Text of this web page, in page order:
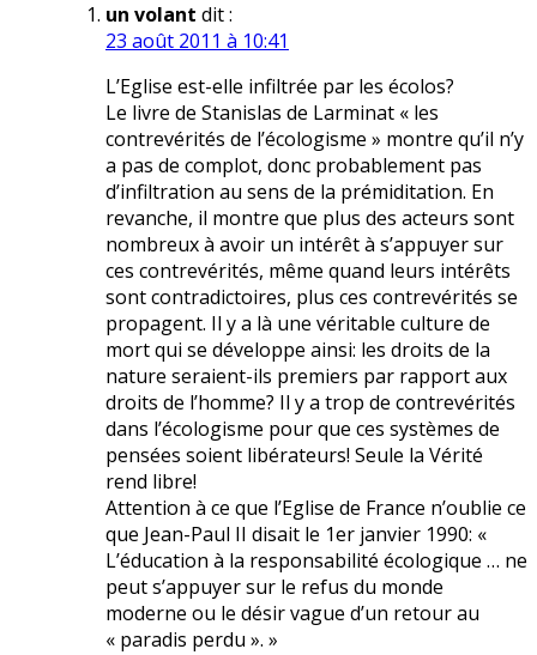
un volant dit :
23 août 2011 à 10:41
L’Eglise est-elle infiltrée par les écolos?
Le livre de Stanislas de Larminat « les
contrevérités de l’écologisme » montre qu’il n’y
a pas de complot, donc probablement pas
d’infiltration au sens de la prémiditation. En
revanche, il montre que plus des acteurs sont
nombreux à avoir un intérêt à s’appuyer sur
ces contrevérités, même quand leurs intérêts
sont contradictoires, plus ces contrevérités se
propagent. Il y a là une véritable culture de
mort qui se développe ainsi: les droits de la
nature seraient-ils premiers par rapport aux
droits de l’homme? Il y a trop de contrevérités
dans l’écologisme pour que ces systèmes de
pensées soient libérateurs! Seule la Vérité
rend libre!
Attention à ce que l’Eglise de France n’oublie ce
que Jean-Paul II disait le 1er janvier 1990: «
L’éducation à la responsabilité écologique … ne
peut s’appuyer sur le refus du monde
moderne ou le désir vague d’un retour au
« paradis perdu ». »